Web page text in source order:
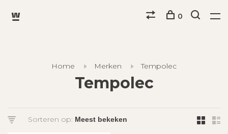
0
Home Merken Tempolec
Tempolec
Sorteren op: